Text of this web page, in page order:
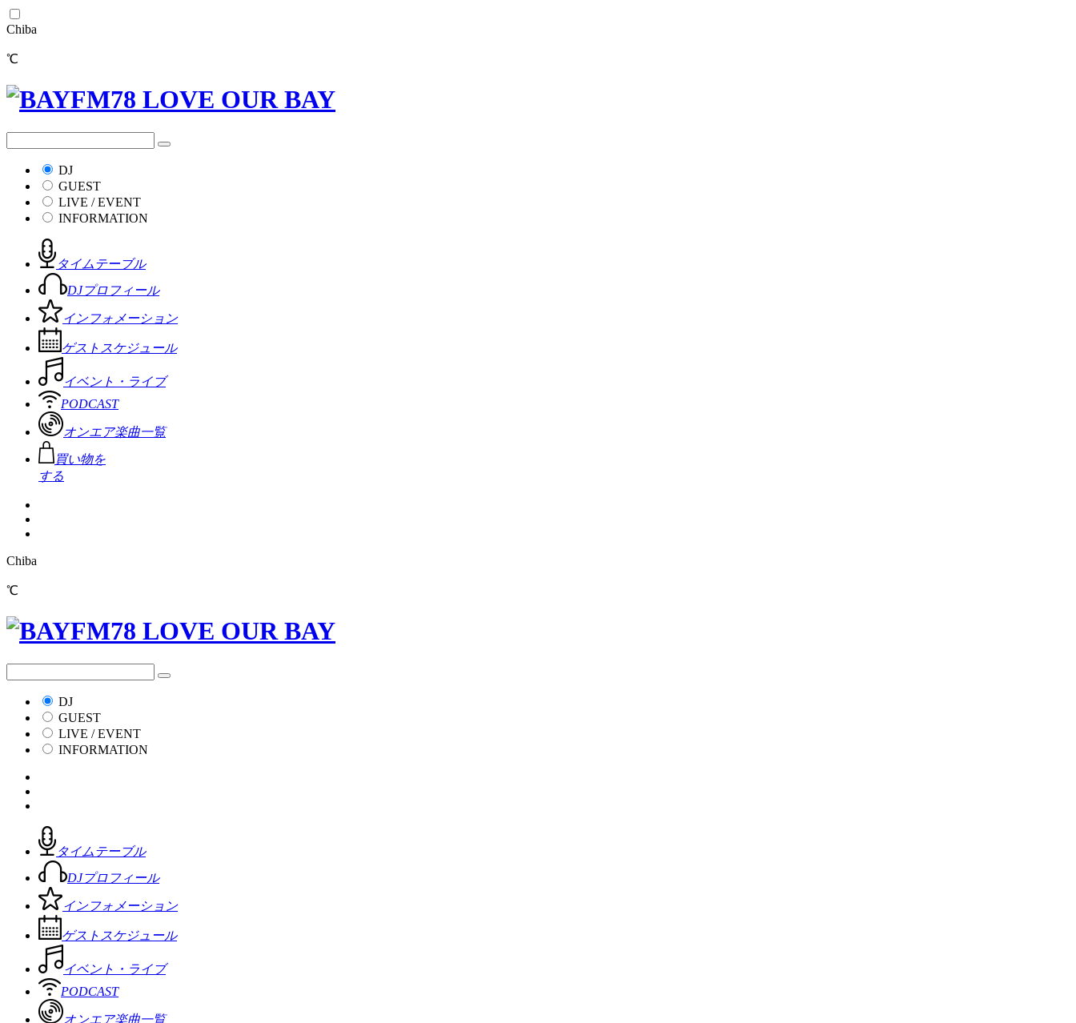
Chiba
℃
DJ
GUEST
LIVE / EVENT
INFORMATION
タイムテーブル
DJプロフィール
インフォメーション
ゲストスケジュール
イベント・ライブ
PODCAST
オンエア楽曲一覧
買い物を
する
Chiba
℃
DJ
GUEST
LIVE / EVENT
INFORMATION
タイムテーブル
DJプロフィール
インフォメーション
ゲストスケジュール
イベント・ライブ
PODCAST
オンエア楽曲一覧